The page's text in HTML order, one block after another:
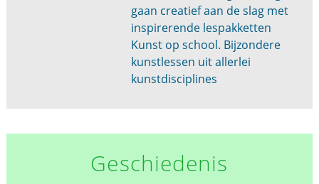
gaan creatief aan de slag met
inspirerende lespakketten
Kunst op school. Bijzondere
kunstlessen uit allerlei
kunstdisciplines
Geschiedenis